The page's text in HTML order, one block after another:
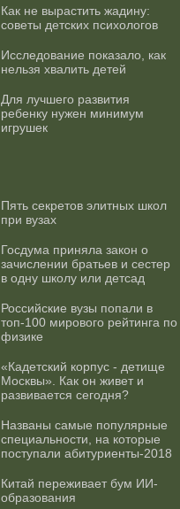
Как не вырастить жадину:
советы детских психологов
Исследование показало, как
нельзя хвалить детей
Для лучшего развития
ребенку нужен минимум
игрушек
Пять секретов элитных школ
при вузах
Госдума приняла закон о
зачислении братьев и сестер
в одну школу или детсад
Российские вузы попали в
топ-100 мирового рейтинга по
физике
«Кадетский корпус - детище
Москвы». Как он живет и
развивается сегодня?
Названы самые популярные
специальности, на которые
поступали абитуриенты-2018
Китай переживает бум ИИ-
образования